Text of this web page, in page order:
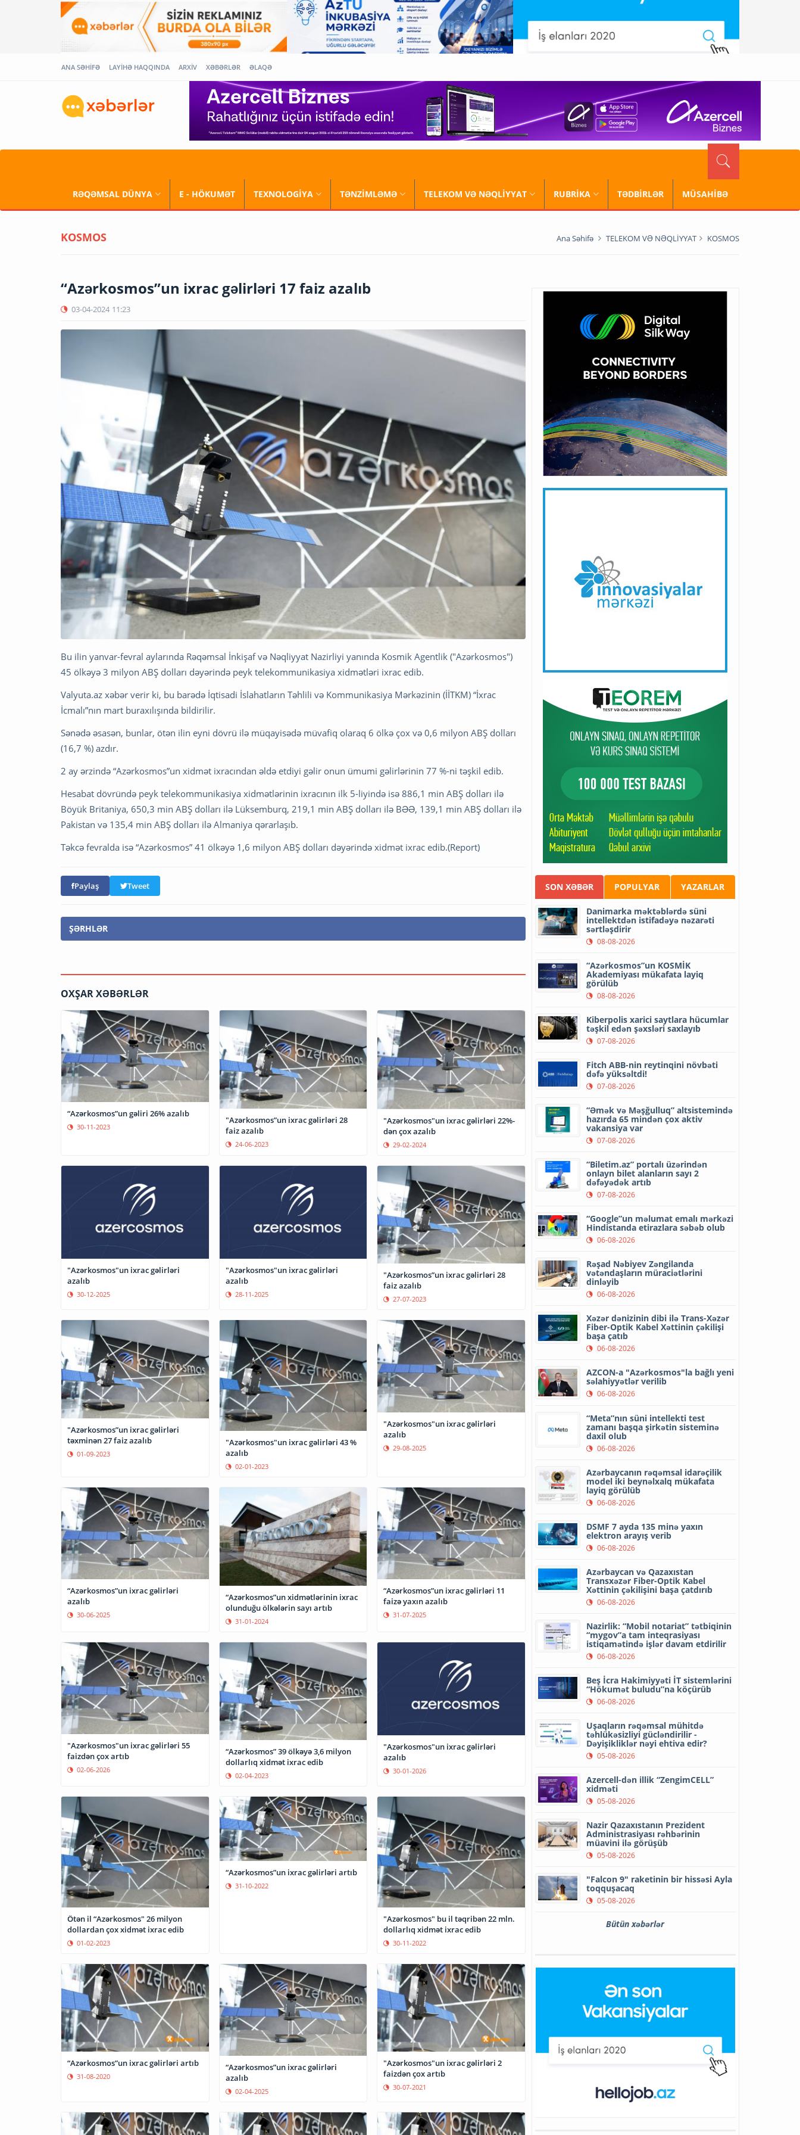
ANA SƏHİFƏ LAYİHƏ HAQQINDA ARXİV XƏBƏRLƏR ƏLAQƏ
RƏQƏMSAL DÜNYA E - HÖKUMƏT TEXNOLOGİYA TƏNZİMLƏMƏ TELEKOM VƏ NƏQLİYYAT RUBRİKA TƏDBİRLƏR MÜSAHİBƏ
KOSMOS Ana Səhifə TELEKOM VƏ NƏQLİYYAT KOSMOS
“Azərkosmos”un ixrac gəlirləri 17 faiz azalıb
03-04-2024 11:23
Bu ilin yanvar-fevral aylarında Rəqəmsal İnkişaf və Nəqliyyat Nazirliyi yanında Kosmik Agentlik ("Azərkosmos")
45 ölkəyə 3 milyon ABŞ dolları dəyərində peyk telekommunikasiya xidmətləri ixrac edib.
Valyuta.az xəbər verir ki, bu barədə İqtisadi İslahatların Təhlili və Kommunikasiya Mərkəzinin (İİTKM) “İxrac
İcmalı”nın mart buraxılışında bildirilir.
Sənədə əsasən, bunlar, ötən ilin eyni dövrü ilə müqayisədə müvafiq olaraq 6 ölkə çox və 0,6 milyon ABŞ dolları
(16,7 %) azdır.
2 ay ərzində “Azərkosmos”un xidmət ixracından əldə etdiyi gəlir onun ümumi gəlirlərinin 77 %-ni təşkil edib.
Hesabat dövründə peyk telekommunikasiya xidmətlərinin ixracının ilk 5-liyində isə 886,1 min ABŞ dolları ilə
Böyük Britaniya, 650,3 min ABŞ dolları ilə Lüksemburq, 219,1 min ABŞ dolları ilə BƏƏ, 139,1 min ABŞ dolları ilə
Pakistan və 135,4 min ABŞ dolları ilə Almaniya qərarlaşıb.
Təkcə fevralda isə “Azərkosmos” 41 ölkəyə 1,6 milyon ABŞ dolları dəyərində xidmət ixrac edib.(Report)
Paylaş Tweet
ŞƏRHLƏR
OXŞAR XƏBƏRLƏR
“Azərkosmos”un gəliri 26% azalıb
30-11-2023
"Azərkosmos”un ixrac gəlirləri 28
faiz azalıb
24-06-2023
"Azərkosmos"un ixrac gəlirləri 22%-
dən çox azalıb
29-02-2024
"Azərkosmos"un ixrac gəlirləri
azalıb
30-12-2025
"Azərkosmos"un ixrac gəlirləri
azalıb
28-11-2025
"Azərkosmos”un ixrac gəlirləri 28
faiz azalıb
27-07-2023
"Azərkosmos”un ixrac gəlirləri
təxminən 27 faiz azalıb
01-09-2023
"Azərkosmos"un ixrac gəlirləri 43 %
azalıb
02-01-2023
"Azərkosmos"un ixrac gəlirləri
azalıb
29-08-2025
“Azərkosmos”un ixrac gəlirləri
azalıb
30-06-2025
“Azərkosmos”un xidmətlərinin ixrac
olunduğu ölkələrin sayı artıb
31-01-2024
“Azərkosmos”un ixrac gəlirləri 11
faizə yaxın azalıb
31-07-2025
"Azərkosmos"un ixrac gəlirləri 55
faizdən çox artıb
02-06-2026
“Azərkosmos” 39 ölkəyə 3,6 milyon
dollarlıq xidmət ixrac edib
02-04-2023
"Azərkosmos"un ixrac gəlirləri
azalıb
30-01-2026
Ötən il “Azərkosmos" 26 milyon
dollardan çox xidmət ixrac edib
01-02-2023
“Azərkosmos”un ixrac gəlirləri artıb
31-10-2022
"Azərkosmos" bu il təqribən 22 mln.
dollarlıq xidmət ixrac edib
30-11-2022
“Azərkosmos”un ixrac gəlirləri artıb
31-08-2020
“Azərkosmos”un ixrac gəlirləri
azalıb
02-04-2025
"Azərkosmos"un ixrac gəlirləri 2
faizdən çox artıb
30-07-2021
SON XƏBƏR POPULYAR YAZARLAR
Danimarka məktəblərdə süni
intellektdən istifadəyə nəzarəti
sərtləşdirir
08-08-2026
“Azərkosmos”un KOSMİK
Akademiyası mükafata layiq
görülüb
08-08-2026
Kiberpolis xarici saytlara hücumlar
təşkil edən şəxsləri saxlayıb
07-08-2026
Fitch ABB-nin reytinqini növbəti
dəfə yüksəltdi!
07-08-2026
“Əmək və Məşğulluq” altsistemində
hazırda 65 mindən çox aktiv
vakansiya var
07-08-2026
“Biletim.az” portalı üzərindən
onlayn bilet alanların sayı 2
dəfəyədək artıb
07-08-2026
“Google”un məlumat emalı mərkəzi
Hindistanda etirazlara səbəb olub
06-08-2026
Rəşad Nəbiyev Zəngilanda
vətəndaşların müraciətlərini
dinləyib
06-08-2026
Xəzər dənizinin dibi ilə Trans-Xəzər
Fiber-Optik Kabel Xəttinin çəkilişi
başa çatıb
06-08-2026
AZCON-a "Azərkosmos"la bağlı yeni
səlahiyyətlər verilib
06-08-2026
“Meta”nın süni intellekti test
zamanı başqa şirkətin sisteminə
daxil olub
06-08-2026
Azərbaycanın rəqəmsal idarəçilik
model iki beynəlxalq mükafata
layiq görülüb
06-08-2026
DSMF 7 ayda 135 minə yaxın
elektron arayış verib
06-08-2026
Azərbaycan və Qazaxıstan
Transxəzər Fiber-Optik Kabel
Xəttinin çəkilişini başa çatdırıb
06-08-2026
Nazirlik: “Mobil notariat” tətbiqinin
“mygov”a tam inteqrasiyası
istiqamətində işlər davam etdirilir
06-08-2026
Beş İcra Hakimiyyəti İT sistemlərini
“Hökumət buludu”na köçürüb
06-08-2026
Uşaqların rəqəmsal mühitdə
təhlükəsizliyi gücləndirilir -
Dəyişikliklər nəyi ehtiva edir?
05-08-2026
Azercell-dən illik “ZengimCELL”
xidməti
05-08-2026
Nazir Qazaxıstanın Prezident
Administrasiyası rəhbərinin
müavini ilə görüşüb
05-08-2026
"Falcon 9" raketinin bir hissəsi Ayla
toqquşacaq
05-08-2026
Bütün xəbərlər